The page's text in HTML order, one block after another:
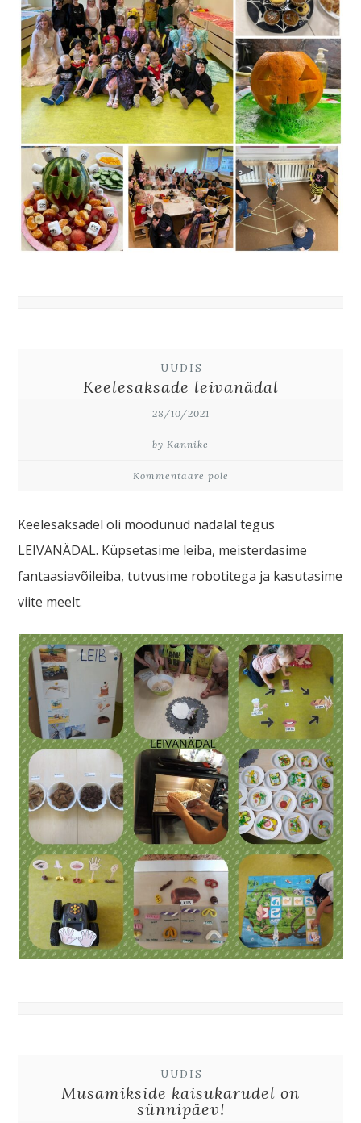
UUDIS
Keelesaksade leivanädal
28/10/2021
by Kannike
Kommentaare pole
Keelesaksadel oli möödunud nädalal tegus
LEIVANÄDAL. Küpsetasime leiba, meisterdasime
fantaasiavõileiba, tutvusime robotitega ja kasutasime
viite meelt.
UUDIS
Musamikside kaisukarudel on
sünnipäev!